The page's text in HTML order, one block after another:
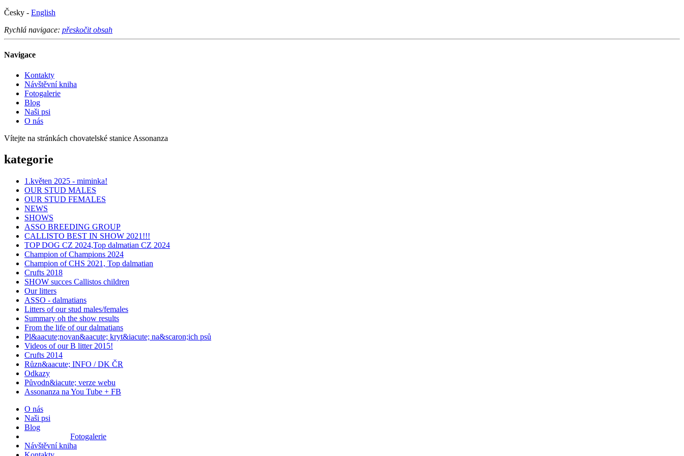
Česky - English
Rychlá navigace: přeskočit obsah
Navigace
Kontakty
Návštěvní kniha
Fotogalerie
Blog
Naši psi
O nás
Vítejte na stránkách chovatelské stanice Assonanza
kategorie
1.květen 2025 - miminka!
OUR STUD MALES
OUR STUD FEMALES
NEWS
SHOWS
ASSO BREEDING GROUP
CALLISTO BEST IN SHOW 2021!!!
TOP DOG CZ 2024,Top dalmatian CZ 2024
Champion of Champions 2024
Champion of CHS 2021, Top dalmatian
Crufts 2018
SHOW succes Callistos children
Our litters
ASSO - dalmatians
Litters of our stud males/females
Summary oh the show results
From the life of our dalmatians
Pl&aacute;novan&aacute; kryt&iacute; na&scaron;ich psů
Videos of our B litter 2015!
Crufts 2014
Různ&aacute; INFO / DK ČR
Odkazy
Původn&iacute; verze webu
Assonanza na You Tube + FB
O nás
Naši psi
Blog
Fotogalerie
Návštěvní kniha